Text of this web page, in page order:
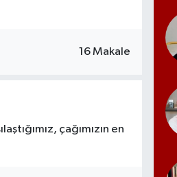
16 Makale
çağımızın en